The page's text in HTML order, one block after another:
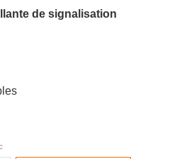
de signalisation